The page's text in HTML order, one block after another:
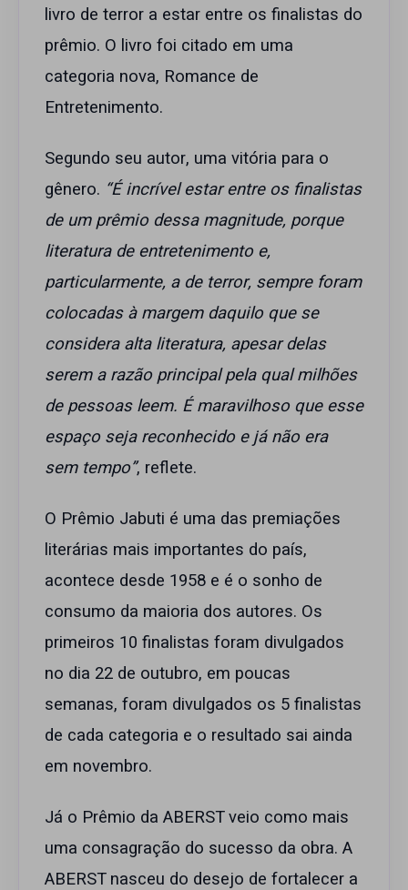
livro de terror a estar entre os finalistas do
prêmio. O livro foi citado em uma
categoria nova, Romance de
Entretenimento.
Segundo seu autor, uma vitória para o
gênero. “É incrível estar entre os finalistas
de um prêmio dessa magnitude, porque
literatura de entretenimento e,
particularmente, a de terror, sempre foram
colocadas à margem daquilo que se
considera alta literatura, apesar delas
serem a razão principal pela qual milhões
de pessoas leem. É maravilhoso que esse
espaço seja reconhecido e já não era
sem tempo”, reflete.
O Prêmio Jabuti é uma das premiações
literárias mais importantes do país,
acontece desde 1958 e é o sonho de
consumo da maioria dos autores. Os
primeiros 10 finalistas foram divulgados
no dia 22 de outubro, em poucas
semanas, foram divulgados os 5 finalistas
de cada categoria e o resultado sai ainda
em novembro.
Já o Prêmio da ABERST veio como mais
uma consagração do sucesso da obra. A
ABERST nasceu do desejo de fortalecer a